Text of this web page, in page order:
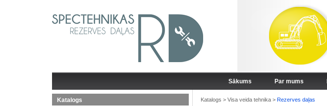
Sākums Par mums
Katalogs Katalogs > Visa veida tehnika> Rezerves daļas